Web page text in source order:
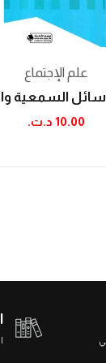
علم الإجتماع
10.00 د.ت.‏